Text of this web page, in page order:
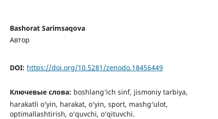
Bashorat Sarimsaqova
Автор
DOI: https://doi.org/10.5281/zenodo.18456449
Ключевые слова: boshlang‘ich sinf, jismoniy tarbiya,
harakatli o‘yin, harakat, o‘yin, sport, mashg‘ulot,
optimallashtirish, o‘quvchi, o‘qituvchi.